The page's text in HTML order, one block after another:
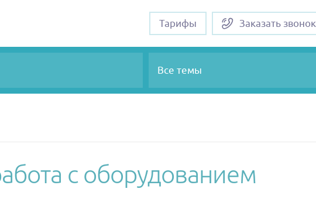
Тарифы Заказать звонок
Все темы
с оборудованием